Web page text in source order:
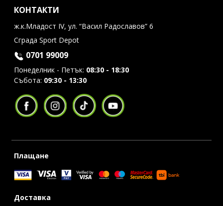
КОНТАКТИ
ж.к.Младост IV, ул. “Васил Радославов” 6
Сграда Sport Depot
0701 99009
Понеделник - Петък: 08:30 - 18:30
Събота: 09:30 - 13:30
Плащане
Доставка